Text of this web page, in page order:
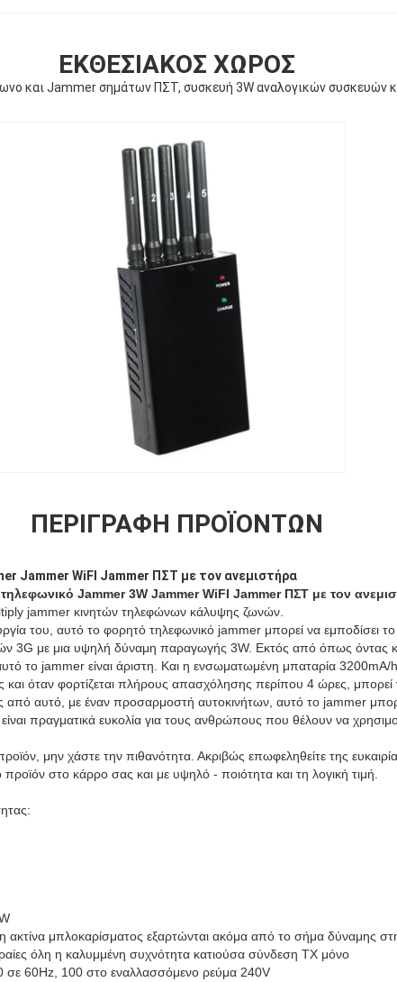
ΕΚΘΕΣΙΑΚΌΣ ΧΏΡΟΣ
και Jammer σημάτων ΠΣΤ, συσκευή 3W αναλογικών συσκευών
ΠΕΡΙΓΡΑΦΉ ΠΡΟΪΌΝΤΩΝ
Jammer WiFI Jammer ΠΣΤ με τον ανεμιστήρα
τηλεφωνικό Jammer3W Jammer WiFI Jammer ΠΣΤ με τον
jammer κινητών τηλεφώνων κάλυψης ζωνών.
του, αυτό το φορητό τηλεφωνικό jammer μπορεί να εμποδίσει
3G με μια υψηλή δύναμη παραγωγής 3W. Εκτός από όπως όντας
το jammer είναι άριστη. Και η ενσωματωμένη μπαταρία 3200mA/h
και όταν φορτίζεται πλήρους απασχόλησης περίπου 4 ώρες, μπορεί
αυτό, με έναν προσαρμοστή αυτοκινήτων, αυτό το jammer
πραγματικά ευκολία για τους ανθρώπους που θέλουν να
μην χάστε την πιθανότητα. Ακριβώς επωφεληθείτε της
στο κάρρο σας και με υψηλό - ποιότητα και τη λογική τιμή.
μπλοκαρίσματος εξαρτώνται ακόμα από το σήμα δύναμης
όλη η καλυμμένη συχνότητα κατιούσα σύνδεση TX μόνο
σε 60Hz, 100 στο εναλλασσόμενο ρεύμα 240V